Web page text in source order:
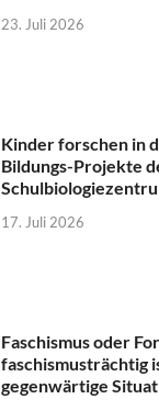
23. Juli 2026
Kinder forschen in
Bildungs-Projekte
17. Juli 2026
Faschismus oder
faschismusträchtig
gegenwärtige